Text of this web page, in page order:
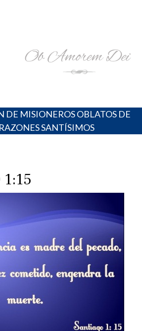
Advocaciones Marianas,
y más
DE MISIONEROS OBLATOS DE
SANTÍSIMOS